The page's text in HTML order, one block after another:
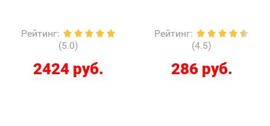
Рейтинг:
(5.0)
2424 руб.
Рейтинг:
(4.5)
286 руб.